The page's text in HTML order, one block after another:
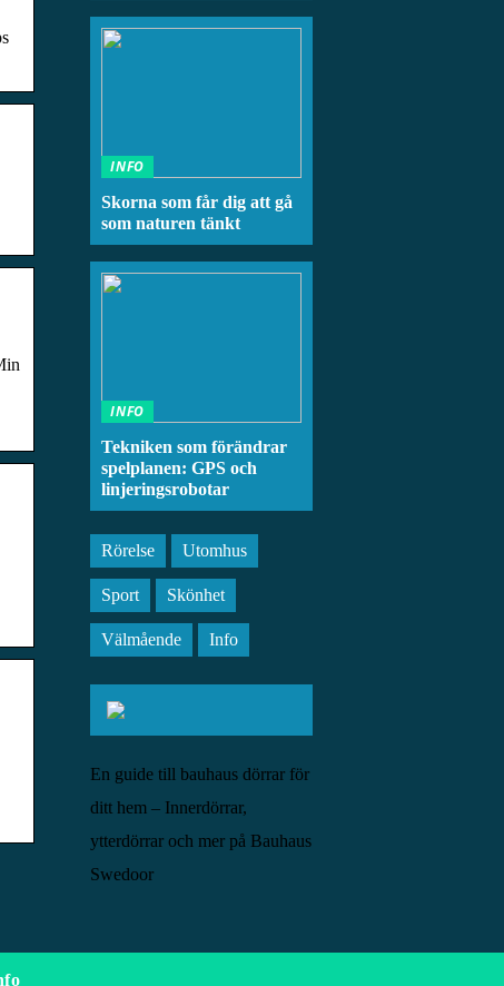
INFO
Skorna som får dig att gå
som naturen tänkt
INFO
Tekniken som förändrar
spelplanen: GPS och
linjeringsrobotar
Rörelse Utomhus
Sport Skönhet
Välmående Info
En guide till bauhaus dörrar för
ditt hem – Innerdörrar,
ytterdörrar och mer på Bauhaus
Swedoor